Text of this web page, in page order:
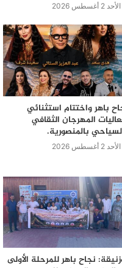
الأحد 2 أغسطس 2026
باهر واختتام استثنائي
المهرجان الثقافي
بالمنصورية.
الأحد 2 أغسطس 2026
نجاح باهر للمرحلة الأولى